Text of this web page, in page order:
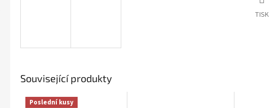
TISK
Související produkty
Poslední kusy